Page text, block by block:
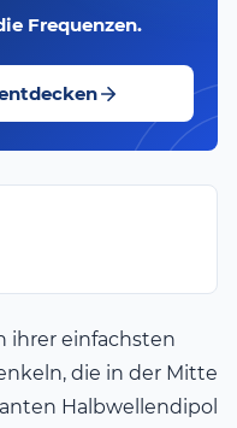
Frequenzen.
ihrer einfachsten
die in der Mitte
Halbwellendipol